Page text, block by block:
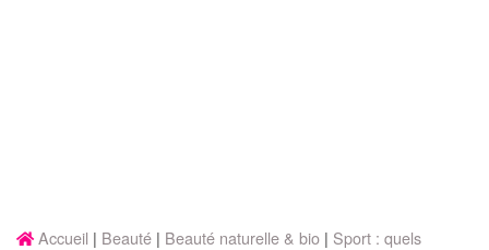
Accueil Beauté Beauté naturelle & bio
Sport : quels